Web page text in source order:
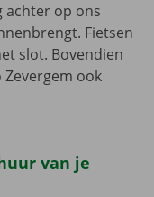
achter op ons
Fietsen
slot. Bovendien
ook
van je